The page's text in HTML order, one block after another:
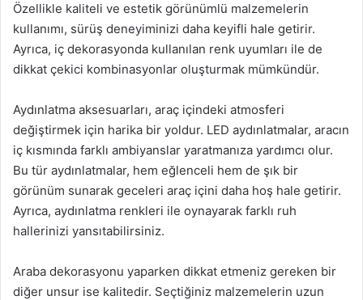
Özellikle kaliteli ve estetik görünümlü malzemelerin
kullanımı, sürüş deneyiminizi daha keyifli hale getirir.
Ayrıca, iç dekorasyonda kullanılan renk uyumları ile de
dikkat çekici kombinasyonlar oluşturmak mümkündür.
Aydınlatma aksesuarları, araç içindeki atmosferi
değiştirmek için harika bir yoldur. LED aydınlatmalar, aracın
iç kısmında farklı ambiyanslar yaratmanıza yardımcı olur.
Bu tür aydınlatmalar, hem eğlenceli hem de şık bir
görünüm sunarak geceleri araç içini daha hoş hale getirir.
Ayrıca, aydınlatma renkleri ile oynayarak farklı ruh
hallerinizi yansıtabilirsiniz.
Araba dekorasyonu yaparken dikkat etmeniz gereken bir
diğer unsur ise kalitedir. Seçtiğiniz malzemelerin uzun